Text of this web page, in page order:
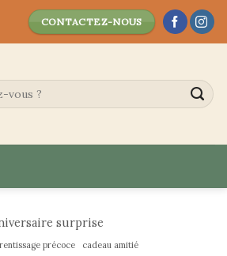
CONTACTEZ-NOUS
surprise
précoce cadeau amitié